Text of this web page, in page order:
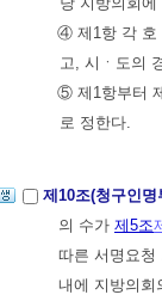
④ 제1항 각 호
고, 시ㆍ도의
⑤ 제1항부터
로 정한다.
제10조(청구인
의 수가 제5조
따른 서명요청
내에 지방의회